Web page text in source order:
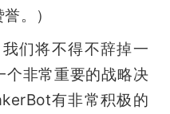
。）
们将不得不辞掉一
个非常重要的战略决
有非常积极的